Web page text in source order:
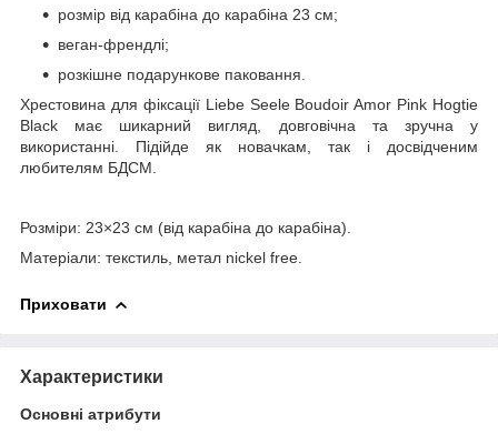
розмір від карабіна до карабіна 23 см;
веган-френдлі;
розкішне подарункове паковання.
Хрестовина для фіксації Liebe Seele Boudoir Amor Pink Hogtie
Black має шикарний вигляд, довговічна та зручна у
використанні. Підійде як новачкам, так і досвідченим
любителям БДСМ.
Розміри: 23×23 см (від карабіна до карабіна).
Матеріали: текстиль, метал nickel free.
Приховати
Характеристики
Основні атрибути